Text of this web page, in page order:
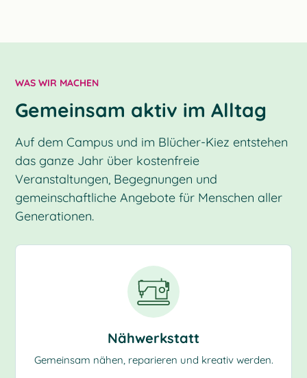
WAS WIR MACHEN
Gemeinsam aktiv im Alltag
Auf dem Campus und im Blücher-Kiez entstehen
das ganze Jahr über kostenfreie
Veranstaltungen, Begegnungen und
gemeinschaftliche Angebote für Menschen aller
Generationen.
Nähwerkstatt
Gemeinsam nähen, reparieren und kreativ werden.